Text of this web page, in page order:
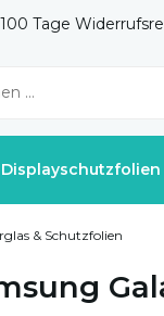
100 Tage
Displayschutzfolien
& Schutzfolien